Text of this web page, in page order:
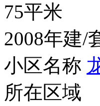
75平米
2008年建/
小区名称
所在区域